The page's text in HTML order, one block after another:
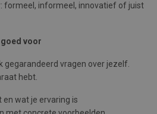
formeel, informeel, innovatief of juist
voor
gegarandeerd vragen over jezelf.
hebt.
en wat je ervaring is